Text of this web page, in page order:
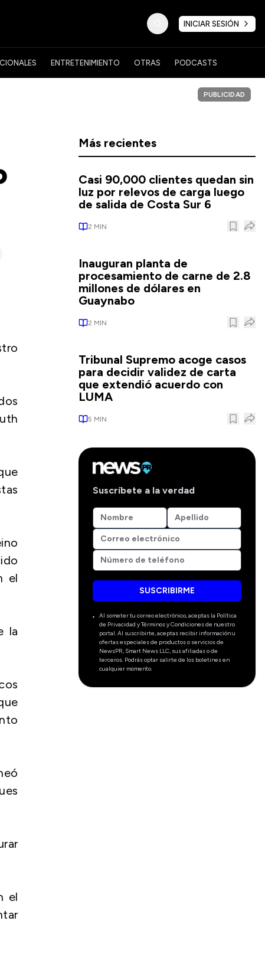
INICIAR SESIÓN
ENTRETENIMIENTO OTRAS PODCASTS
el
la
el
PUBLICIDAD
Más recientes
Casi 90,000 clientes quedan sin
luz por relevos de carga luego
de salida de Costa Sur 6
2 MIN
Inauguran planta de
procesamiento de carne de 2.8
millones de dólares en
Guaynabo
2 MIN
Tribunal Supremo acoge casos
para decidir validez de carta
que extendió acuerdo con
LUMA
5 MIN
Suscríbete a la verdad
SUSCRIBIRME
Al someter tu correo electrónico, aceptas la Política
de Privacidad y Términos y Condiciones de nuestro
portal. Al suscribirte, aceptas recibir información u
ofertas especiales de productos o servicios de
NewsPR, Smart News LLC, sus afiliadas o de
terceros. Podrás optar salirte de los boletines en
cualquier momento.